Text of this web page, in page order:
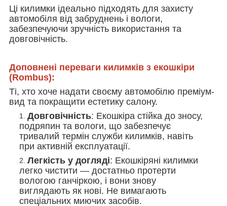
Ці килимки ідеально підходять для захисту
автомобіля від забруднень і вологи,
забезпечуючи зручність використання та
довговічність.
Доповнені переваги килимків з екошкіри
(Rombus):
Ті, хто хоче надати своєму автомобілю преміум-
вид та покращити естетику салону.
Довговічність: Екошкіра стійка до зносу,
подряпин та вологи, що забезпечує
тривалий термін служби килимків, навіть
при активній експлуатації.
Легкість у догляді: Екошкіряні килимки
легко чистити — достатньо протерти
вологою ганчіркою, і вони знову
виглядають як нові. Не вимагають
спеціальних миючих засобів.